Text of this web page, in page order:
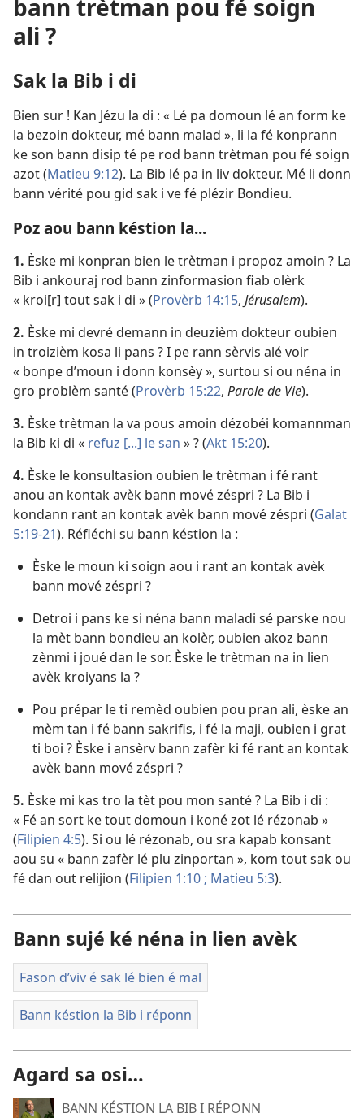
bann trètman pou fé soign
ali ?
Sak la Bib i di
Bien sur ! Kan Jézu la di : « Lé pa domoun lé an form ke
la bezoin dokteur, mé bann malad », li la fé konprann
ke son bann disip té pe rod bann trètman pou fé soign
azot (Matieu 9:12). La Bib lé pa in liv dokteur. Mé li donn
bann vérité pou gid sak i ve fé plézir Bondieu.
Poz aou bann késtion la...
1. Èske mi konpran bien le trètman i propoz amoin ? La
Bib i ankouraj rod bann zinformasion fiab olèrk
« kroi[r] tout sak i di » (Provèrb 14:15, Jérusalem).
2. Èske mi devré demann in deuzièm dokteur oubien
in troizièm kosa li pans ? I pe rann sèrvis alé voir
« bonpe d’moun i donn konsèy », surtou si ou néna in
gro problèm santé (Provèrb 15:22, Parole de Vie).
3. Èske trètman la va pous amoin dézobéi komannman
la Bib ki di « refuz [...] le san » ? (Akt 15:20).
4. Èske le konsultasion oubien le trètman i fé rant
anou an kontak avèk bann mové zéspri ? La Bib i
kondann rant an kontak avèk bann mové zéspri (Galat
5:19-21). Réfléchi su bann késtion la :
Èske le moun ki soign aou i rant an kontak avèk
bann mové zéspri ?
Detroi i pans ke si néna bann maladi sé parske nou
la mèt bann bondieu an kolèr, oubien akoz bann
zènmi i joué dan le sor. Èske le trètman na in lien
avèk kroiyans la ?
Pou prépar le ti remèd oubien pou pran ali, èske an
mèm tan i fé bann sakrifis, i fé la maji, oubien i grat
ti boi ? Èske i ansèrv bann zafèr ki fé rant an kontak
avèk bann mové zéspri ?
5. Èske mi kas tro la tèt pou mon santé ? La Bib i di :
« Fé an sort ke tout domoun i koné zot lé rézonab »
(Filipien 4:5). Si ou lé rézonab, ou sra kapab konsant
aou su « bann zafèr lé plu zinportan », kom tout sak ou
fé dan out relijion (Filipien 1:10 ; Matieu 5:3).
Bann sujé ké néna in lien avèk
Fason d’viv é sak lé bien é mal
Bann késtion la Bib i réponn
Agard sa osi…
BANN KÉSTION LA BIB I RÉPONN